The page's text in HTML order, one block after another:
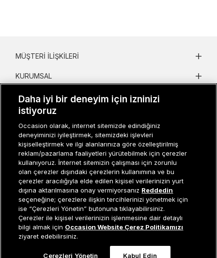
Sepete Ekle
Müşteri İlişkileri0 850 800 01 20
MÜŞTERI İLIŞKILERI
KURUMSAL
KADIN KATEGORILER
GRUP MARKALAR
ERKEK KATEGORILER
Occasion bir EREN PERAKENDE markasıdır. © Eren Holding
Daha iyi bir deneyim için izninizi
istiyoruz
Occasion olarak, internet sitemizde edindiğiniz
deneyiminizi iyileştirmek, sitemizdeki işlevleri
kişiselleştirmek ve ilgi alanlarınıza göre özelleştirilmiş
reklam/pazarlama faaliyetleri yürütebilmek için çerezler
kullanıyoruz. İnternet sitemizin çalışması için zorunlu
olan çerezler dışındaki çerezlerin kullanımına ve bu
çerezler aracılığıyla elde edilen kişisel verilerinizin yurt
dışına aktarılmasına onay vermiyorsanız Reddedin
seçeneğine; çerezlere ilişkin tercihlerinizi yönetmek için
ise “Çerezleri Yönetin” butonuna tıklayabilirsiniz.
Çerezler ile kişisel verilerinizin işlenmesine dair detaylı
bilgi almak için Occasion Website Çerez Politikamızı
ziyaret edebilirsiniz.
Çerezleri Yönetin Kabul Edin